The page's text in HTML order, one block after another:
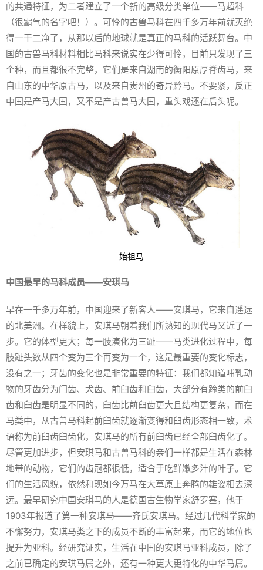
的共通特征，为二者建立了一个新的高级分类单位——马超科
（很霸气的名字吧！）。可怜的古兽马科在四千多万年前就灭绝
得一干二净了，从那以后的地球就是真正的马科的活跃舞台。中
国的古兽马科材料相比马科来说实在少得可怜，目前只发现了三
个种，而且都很不完整，它们是来自湖南的衡阳原厚脊齿马，来
自山东的中华原古马，以及来自贵州的奇异黔马。不要紧，反正
中国是产马大国，又不是产古兽马大国，重头戏还在后头呢。
始祖马
中国最早的马科成员——安琪马
早在一千多万年前，中国迎来了新客人——安琪马，它来自遥远
的北美洲。在样貌上，安琪马朝着我们所熟知的现代马又近了一
步。它的体型更大；每一肢演化为三趾——马类进化过程中，每
肢趾头数从四个变为三个再变为一个，这是最重要的变化标志，
没有之一；牙齿的变化也是非常重要的特征：我们都知道哺乳动
物的牙齿分为门齿、犬齿、前臼齿和臼齿，大部分有蹄类的前臼
齿和臼齿是明显不同的，臼齿比前臼齿更大且结构更复杂，而在
马类中，从古兽马科起前臼齿就逐渐变得和臼齿形态相一致，术
语称为前臼齿臼齿化，安琪马的所有前臼齿已经全部臼齿化了。
尽管更加进步，但安琪马和古兽马科的亲们一样都是生活在森林
地带的动物，它们的齿冠都很低，适合于吃鲜嫩多汁的叶子。它
们的生活风貌，依然和现如今万马在大草原上奔腾的雄姿相去深
远。最早研究中国安琪马的人是德国古生物学家舒罗塞，他于
1903年报道了第一种安琪马——齐氏安琪马。经过几代科学家的
不懈努力，安琪马类之下的成员不断的丰富起来，而它的地位也
提升为亚科。经研究证实，生活在中国的安琪马亚科成员，除了
之前已确定的安琪马属之外，还有一种更大更特化的中华马属。